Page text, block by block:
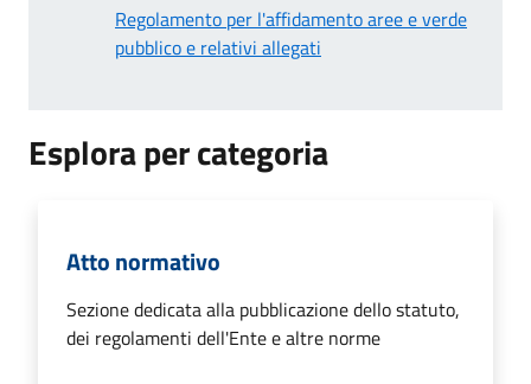
Regolamento per l'affidamento aree e verde
pubblico e relativi allegati
Esplora per categoria
Atto normativo
Sezione dedicata alla pubblicazione dello statuto,
dei regolamenti dell'Ente e altre norme